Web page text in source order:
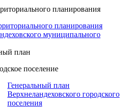
планирования
планирования
муниципального
план
поселение
Генеральный план
Верхнеландеховского городского
поселения